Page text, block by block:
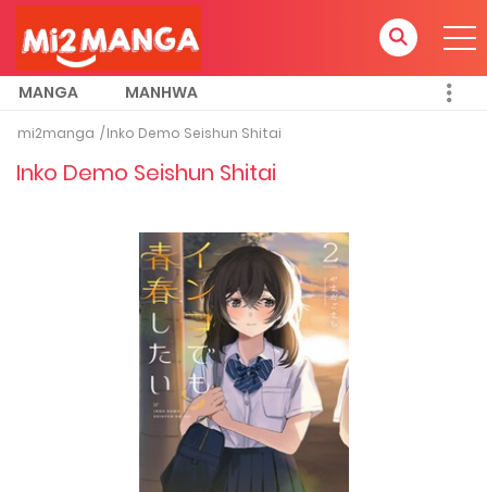
MANGA MANHWA
mi2manga Inko Demo Seishun Shitai
Inko Demo Seishun Shitai